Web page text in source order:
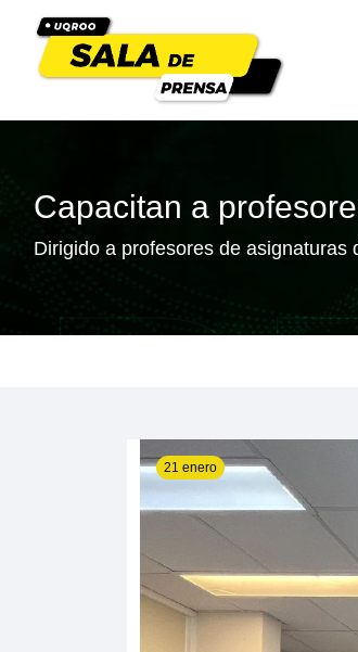
Capacitan a
Dirigido a profesores de
21 enero